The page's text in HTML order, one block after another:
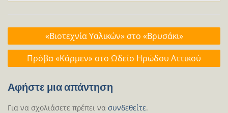
Πλοήγηση
άρθρων
«Βιοτεχνία Υαλικών» στο «Βρυσάκι»
Πρόβα «Κάρμεν» στο Ωδείο Ηρώδου Αττικού
Αφήστε μια απάντηση
Για να σχολιάσετε πρέπει να συνδεθείτε.